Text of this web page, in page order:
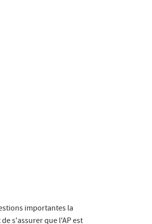
importantes la
s'assurer que l'AP est